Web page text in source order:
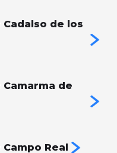
de los
de
Real